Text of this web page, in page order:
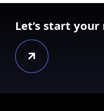
Let’s start